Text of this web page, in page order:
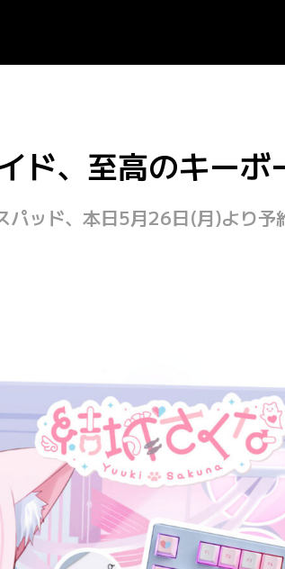
、至高のキーボ
ッド、本日5月26日(月)より予